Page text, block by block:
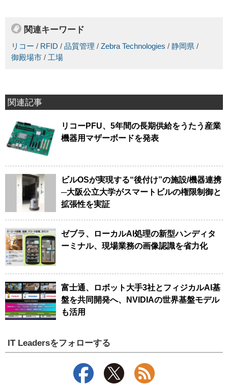
関連キーワード
リコー / RFID / 品質管理 / Zebra Technologies / 静岡県 /
御殿場市 / 工場
関連記事
リコーPFU、5年間の長期供給をうたう産業
機器用マザーボードを発表
ビルOSが実現する“後付け”の施設/機器連携
─大阪公立大学がスマートビルの権限制御と
拡張性を実証
ゼブラ、ローカルAI処理の新型ハンディタ
ーミナル、現場業務の画像認識を省力化
富士通、ロボット大手3社とフィジカルAI基
盤を共同開発へ、NVIDIAの世界基盤モデル
も活用
IT Leadersをフォローする